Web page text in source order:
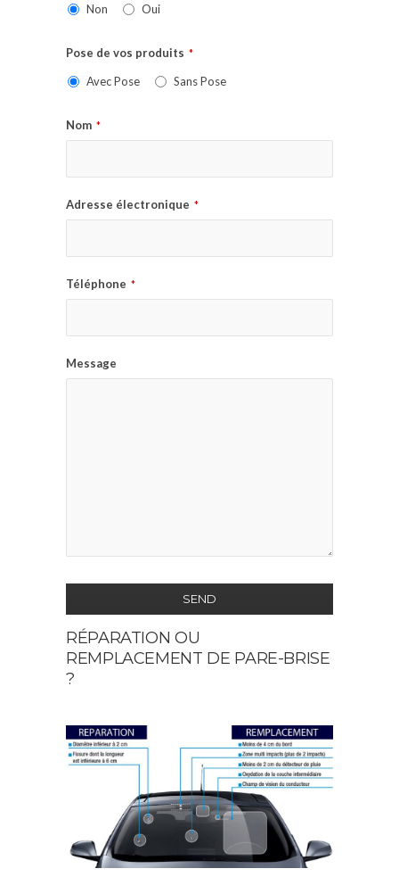
Non Oui
Pose de vos produits *
Avec Pose Sans Pose
Nom *
Adresse électronique *
Téléphone *
Message
SEND
This
field
should
left
blank
RÉPARATION OU
REMPLACEMENT DE PARE-BRISE
?